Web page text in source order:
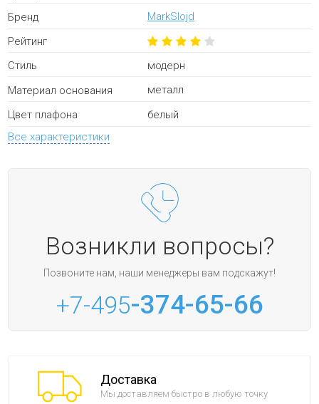
Бренд
MarkSlojd
Рейтинг
Стиль
модерн
Материал основания
металл
Цвет плафона
белый
Все характеристики
Возникли вопросы?
Позвоните нам, наши менеджеры вам подскажут!
+7-495-374-65-66
Доставка
Мы доставляем быстро в любую точку